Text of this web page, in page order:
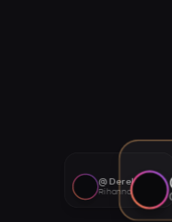
@Derekking
Rihanna AI voice